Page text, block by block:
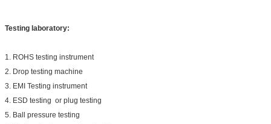
Testing laboratory:
1. ROHS testing instrument
2. Drop testing machine
3. EMI Testing instrument
4. ESD testing or plug testing
5. Ball pressure testing